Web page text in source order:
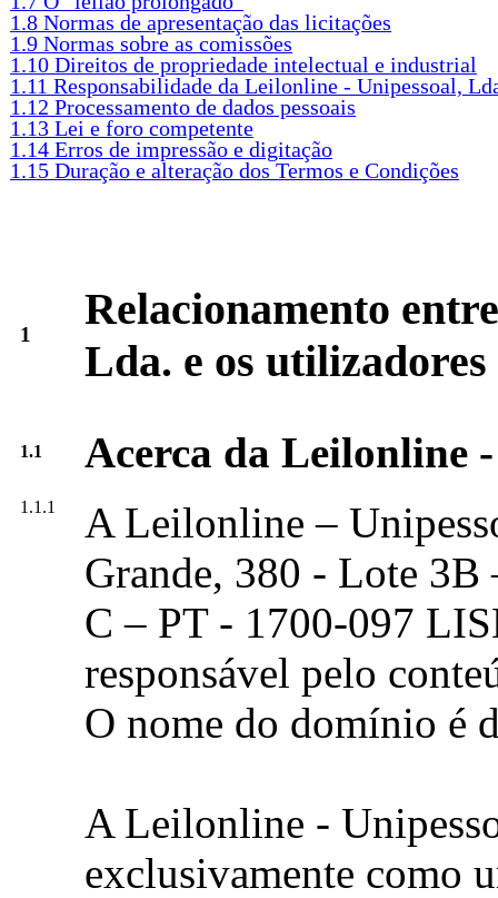
1.8 Normas de apresentação das licitações
1.9 Normas sobre as comissões
1.10 Direitos de propriedade intelectual e industrial
1.11 Responsabilidade da Leilonline - Unipessoal,
1.12 Processamento de dados pessoais
1.13 Lei e foro competente
1.14 Erros de impressão e digitação
1.15 Duração e alteração dos Termos e Condições
1
Relacionamento
Lda. e os utilizadores
1.1 Acerca da Leilonline
1.1.1
A Leilonline –
Grande, 380 - Lote
C – PT - 1700-097
responsável pelo
O nome do domínio é
A Leilonline -
exclusivamente como